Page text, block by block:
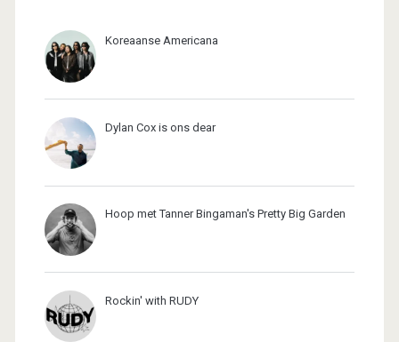
Koreaanse Americana
Dylan Cox is ons dear
Hoop met Tanner Bingaman's Pretty Big Garden
Rockin' with RUDY